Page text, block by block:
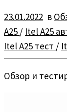
23.01.2022 в
A25 / Itel A25
Itel A25 тест /
Обзор и